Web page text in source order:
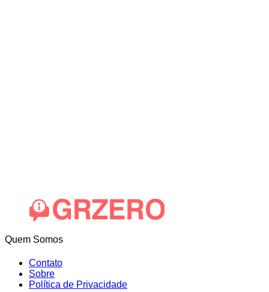
Quem Somos
Contato
Sobre
Política de Privacidade